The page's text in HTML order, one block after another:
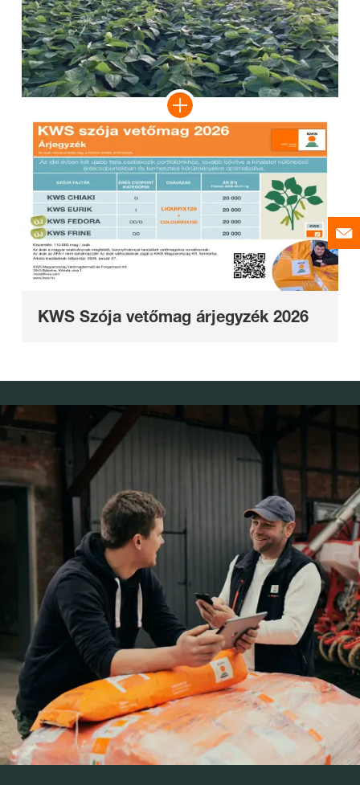
KWS Szója vetőmag árjegyzék 2026